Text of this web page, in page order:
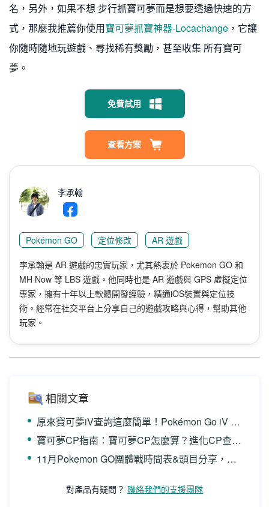
名，另外，如果不想 步行抓寶可夢而是想要透過快速的方
式，那麼我推薦你使用寶可夢抓寶神器-Locachange ，它讓
你隨時隨地玩遊戲、尋找稀有獎勵，甚至收集 所有寶可
夢。
免費試用
查看方案
李承翰
Pokémon GO 定位修改 AR 遊戲
李承翰是 AR 遊戲的忠實玩家，尤其熱衷於 Pokemon GO 和
MH Now 等 LBS 遊戲。他同時也是 AR 遊戲與 GPS 虛擬定位
專家，擁有十年以上軟體開發經驗，精通iOS裝置與定位技
術。經常在社交平台上分享自己的遊戲攻略與心得，幫助其他
玩家。
相關文章
原來寶可夢iV查詢這麼簡單！Pokémon Go iV 查詢方法介紹！
寶可夢CP指南：寶可夢CP怎麼算？進化CP查詢？一文全解！
11月Pokemon GO團體戰時間表&頭目分享，輕鬆參加寶可夢團戰
對產品有疑問？ 聯絡我們的支援團隊